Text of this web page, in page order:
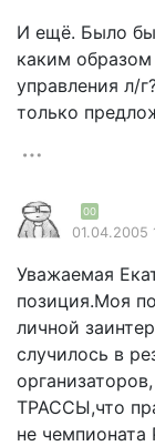
И ещё. Было бы
каким
управления л/
только
00
01.04.2005
Уважаемая
позиция.Моя
личной
случилось в
ТРАССЫ,что
не